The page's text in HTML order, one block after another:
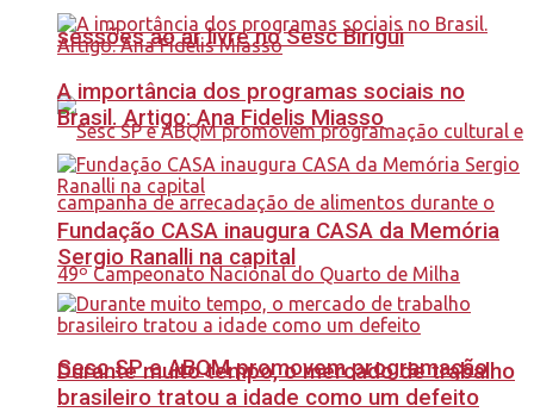
sessões ao ar livre no Sesc Birigui
Sesc SP e ABQM promovem programação
A importância dos programas sociais no
Brasil. Artigo: Ana Fidelis Miasso
Fundação CASA inaugura CASA da Memória
Sergio Ranalli na capital
Durante muito tempo, o mercado de trabalho
brasileiro tratou a idade como um defeito